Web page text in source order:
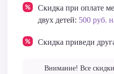
Скидка при оплате
двух детей: 500 руб.
Скидка приведи
Внимание! Все